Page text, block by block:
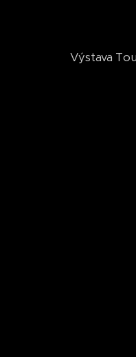
Výstava